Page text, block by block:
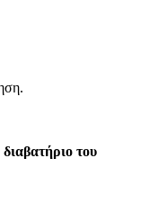
διαβατήριο του